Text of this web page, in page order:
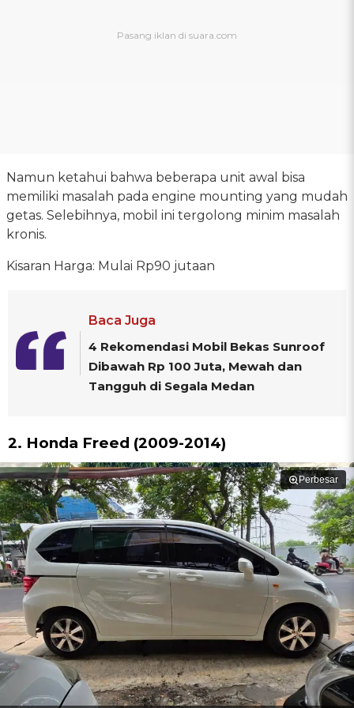
Namun ketahui bahwa beberapa unit awal bisa
memiliki masalah pada engine mounting yang mudah
getas. Selebihnya, mobil ini tergolong minim masalah
kronis.
Kisaran Harga: Mulai Rp90 jutaan
Baca Juga
4 Rekomendasi Mobil Bekas Sunroof
Dibawah Rp 100 Juta, Mewah dan
Tangguh di Segala Medan
2. Honda Freed (2009-2014)
Perbesar